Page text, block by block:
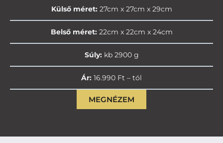
Külső méret:27cm x 27cm x 29cm
Belső méret:22cm x 22cm x 24cm
Súly:kb 2900 g
Ár: 16.990 Ft – tól
MEGNÉZEM